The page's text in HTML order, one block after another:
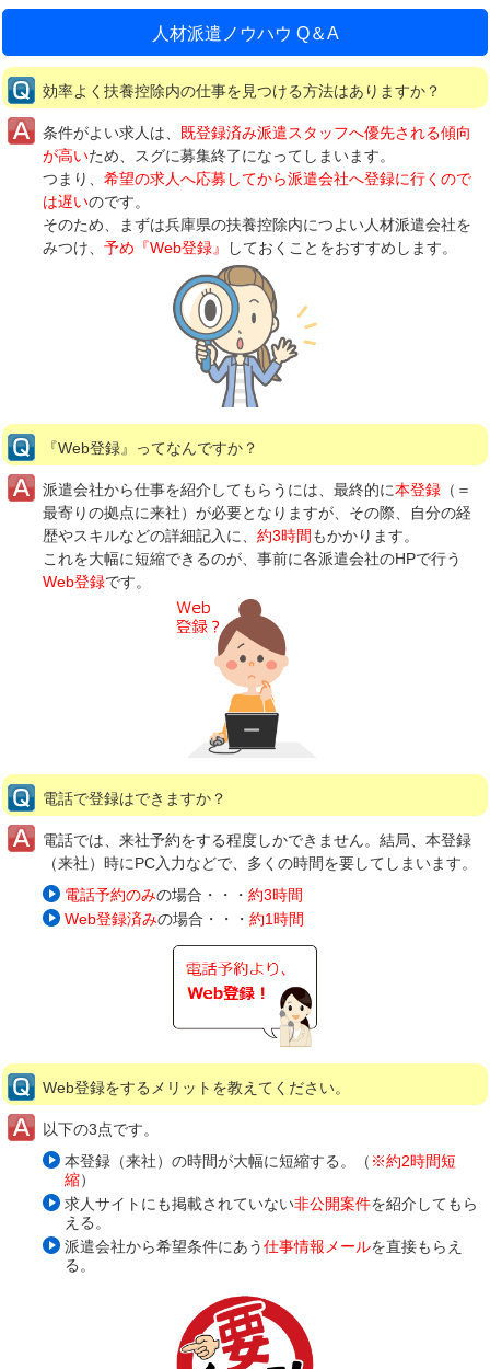
人材派遣ノウハウ Q＆A
効率よく扶養控除内の仕事を見つける方法はありますか？
条件がよい求人は、
既登録済み派遣スタッフへ優先される傾向
が高いため、スグに募集終了になってしまいます。
つまり、 希望の求人へ応募してから派遣会社へ登録に行くので
は遅いのです。
そのため、まずは兵庫県の扶養控除内につよい人材派遣会社を
みつけ、 予め『Web登録』 しておくことをおすすめします。
『Web登録』ってなんですか？
派遣会社から仕事を紹介してもらうには、最終的に本登録 （＝
最寄りの拠点に来社）が必要となりますが、その際、自分の経
歴やスキルなどの詳細記入に、 約3時間もかかります。
これを大幅に短縮できるのが、事前に各派遣会社のHPで行う
Web登録です。
電話で登録はできますか？
電話では、来社予約をする程度しかできません。結局、本登録
（来社）時にPC入力などで、多くの時間を要してしまいます。
電話予約のみの場合・・・ 約3時間
Web登録済みの場合・・・ 約1時間
Web登録をするメリットを教えてください。
以下の3点です。
本登録（来社）の時間が大幅に短縮する。（ ※約2時間短
縮）
求人サイトにも掲載されていない非公開案件を紹介してもら
える。
派遣会社から希望条件にあう仕事情報メールを直接もらえ
る。